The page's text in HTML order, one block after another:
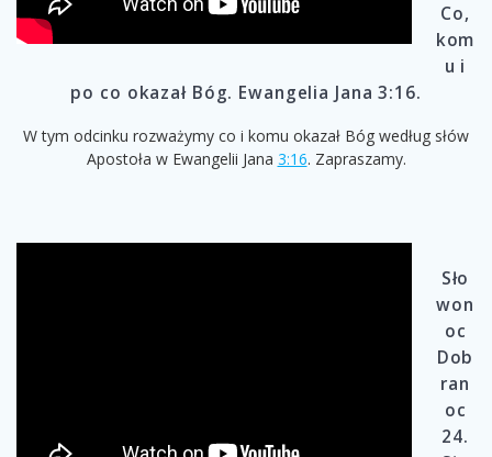
Co,
kom
u i
po co okazał Bóg. Ewangelia Jana 3:16.
W tym odcinku rozważymy co i komu okazał Bóg według słów
Apostoła w Ewangelii Jana 3:16. Zapraszamy.
Sło
won
oc
Dob
ran
oc
24.